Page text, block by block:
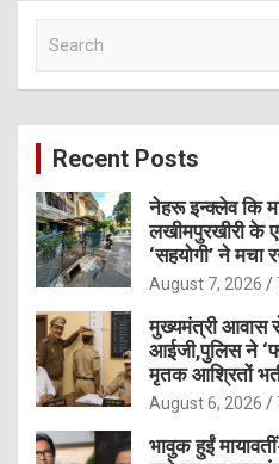
c
Recent Posts
नेहरू इन्क्लेव कि
लखीमपुरखीरी के
‘सहयोगी’ ने
August 7, 2026
मुख्यमंत्री आवास
आईजी,पुलिस ने
मृतक आश्रितों
August 6, 2026
भावुक हुईं